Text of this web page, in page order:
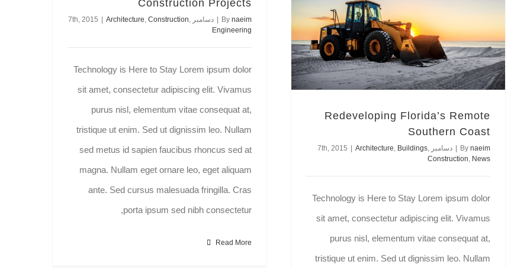
Redeveloping Florida’s Remote
Southern Coast
By naeim
| دسامبر 7th, 2015 | Architecture, Buildings,
Construction, News
Technology is Here to Stay Lorem ipsum dolor
sit amet, consectetur adipiscing elit. Vivamus
purus nisl, elementum vitae consequat at,
tristique ut enim. Sed ut dignissim leo. Nullam
Construction Projects
By naeim دسامبر 7th, 2015 Architecture, Construction,
Engineering
Technology is Here to Stay Lorem ipsum dolor
sit amet, consectetur adipiscing elit. Vivamus
purus nisl, elementum vitae consequat at,
tristique ut enim. Sed ut dignissim leo. Nullam
sed metus id sapien faucibus rhoncus sed at
magna. Nullam eget ornare leo, eget aliquam
ante. Sed cursus malesuada fringilla. Cras
porta ipsum sed nibh consectetur,
Read More